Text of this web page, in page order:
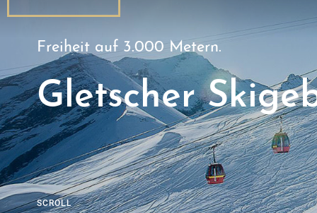
SCROLL
Freiheit auf 3.000 Metern.
Gletscher